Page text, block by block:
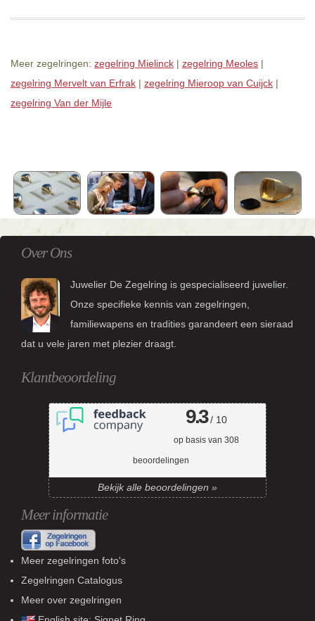
Meer zegelringen: zegelring Mielinck | zegelring Meoles |
zegelring Mervelt van Erfrak | zegelring Mieroop van Cuijck |
zegelring Van der Mijle
Over Ons
Juwelier De Zegelring is gespecialiseerd juwelier.
Onze specifieke kennis van zegelringen,
familiewapens en tradities garandeert een sieraad
dat u vele jaren met plezier draagt.
Klantbeoordeling
9.3/ 10
op basis van 308
beoordelingen
Bekijk alle beoordelingen »
Meer informatie
Meer zegelringen foto's
Zegelringen Catalogus
Meer over zegelringen